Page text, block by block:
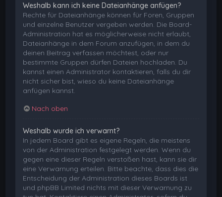
Weshalb kann ich keine Dateianhänge anfügen?
Rechte für Dateianhänge können für Foren, Gruppen
und einzelne Benutzer vergeben werden. Die Board-
Administration hat es möglicherweise nicht erlaubt,
Dateianhänge in dem Forum anzufügen, in dem du
deinen Beitrag verfassen möchtest, oder nur
bestimmte Gruppen dürfen Dateien hochladen. Du
kannst einen Administrator kontaktieren, falls du dir
nicht sicher bist, wieso du keine Dateianhänge
anfügen kannst.
Nach oben
Weshalb wurde ich verwarnt?
In jedem Board gibt es eigene Regeln, die meistens
von der Administration festgelegt werden. Wenn du
gegen eine dieser Regeln verstoßen hast, kann sie dir
eine Verwarnung erteilen. Bitte beachte, dass dies die
Entscheidung der Administration dieses Boards ist
und phpBB Limited nichts mit dieser Verwarnung zu